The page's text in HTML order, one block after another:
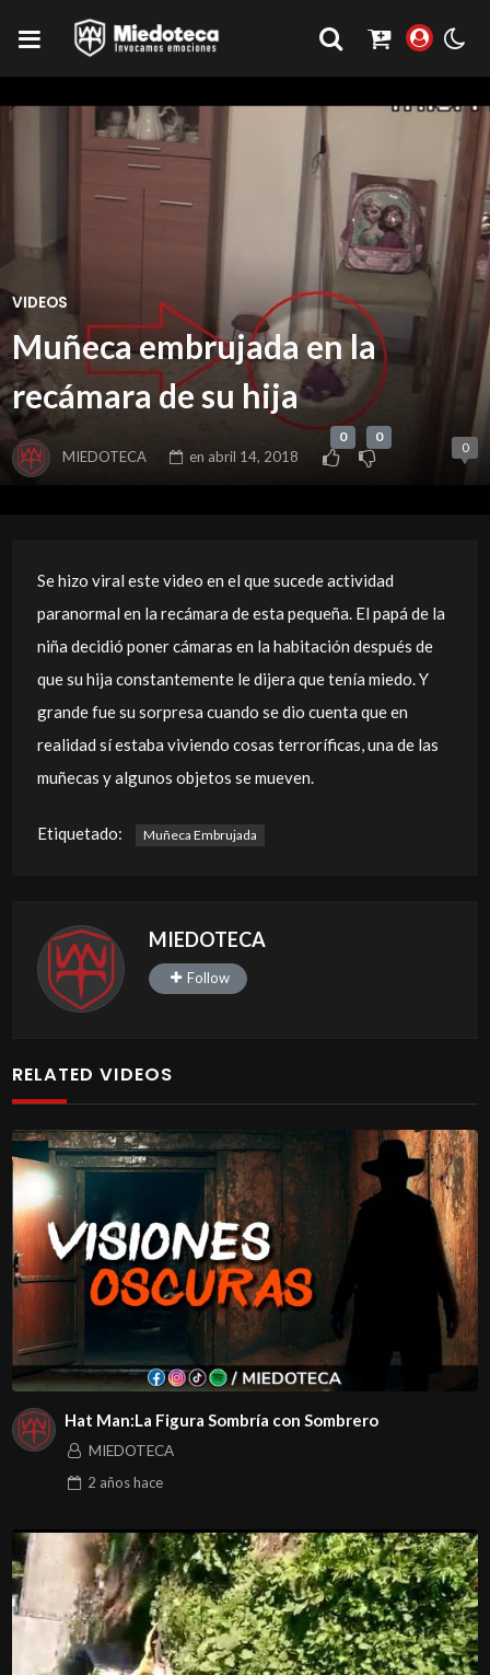
VIDEOS
Muñeca embrujada en la
recámara de su hija
MIEDOTECA en abril 14, 2018
0 0
0
Se hizo viral este video en el que sucede actividad
paranormal en la recámara de esta pequeña. El papá de la
niña decidió poner cámaras en la habitación después de
que su hija constantemente le dijera que tenía miedo. Y
grande fue su sorpresa cuando se dio cuenta que en
realidad sí estaba viviendo cosas terroríficas, una de las
muñecas y algunos objetos se mueven.
Etiquetado: Muñeca Embrujada
MIEDOTECA
Follow
RELATED VIDEOS
Hat Man:La Figura Sombría con Sombrero
MIEDOTECA
2 añoshace